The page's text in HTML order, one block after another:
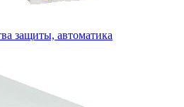
защиты, автоматика